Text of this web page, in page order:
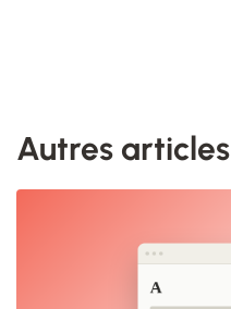
Autres articles